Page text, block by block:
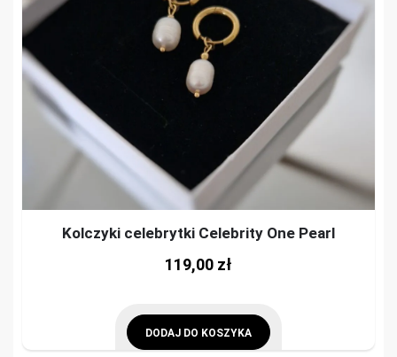
Kolczyki celebrytki Celebrity One Pearl
119,00 zł
DODAJ DO KOSZYKA